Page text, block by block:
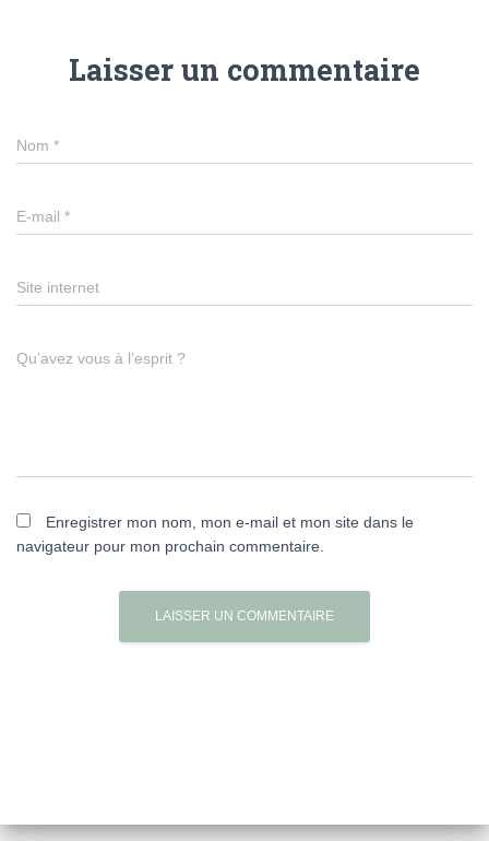
Laisser un commentaire
Nom *
E-mail *
Site internet
Qu’avez vous à l’esprit ?
Enregistrer mon nom, mon e-mail et mon site dans le
navigateur pour mon prochain commentaire.